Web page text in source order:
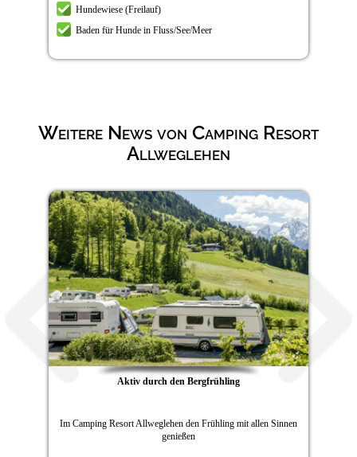
Hundewiese (Freilauf)
Baden für Hunde in Fluss/See/Meer
Weitere News von Camping Resort
Allweglehen
Aktiv durch den Bergfrühling
Im Camping Resort Allweglehen den Frühling mit allen Sinnen
genießen